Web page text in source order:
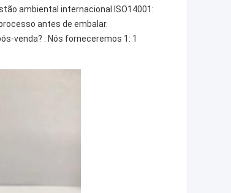
ambiental internacional ISO14001:
antes de embalar.
venda? : Nós forneceremos 1: 1